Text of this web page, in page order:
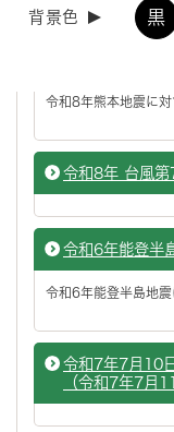
背景色 黒
令和8年熊本地震に
令和8年 台風第
令和6年能登半
令和6年能登半島地
令和7年7月10
（令和7年7月